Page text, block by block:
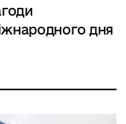
дня